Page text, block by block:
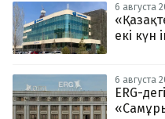
6 августа
екі күн
6 августа
ERG-